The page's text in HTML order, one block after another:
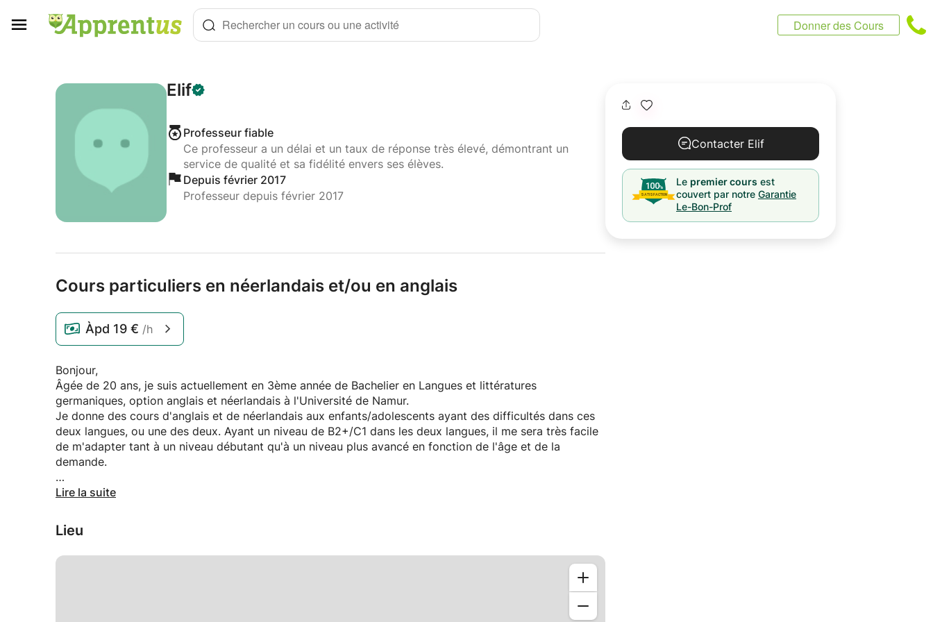
Rechercher un cours ou une activité Donner des Cours
Elif
Professeur fiable
Ce professeur a un délai et un taux de réponse très élevé, démontrant un
service de qualité et sa fidélité envers ses élèves.
Depuis février 2017
Professeur depuis février 2017
Cours particuliers en néerlandais et/ou en anglais
Àpd 19 € /h
Bonjour,
Âgée de 20 ans, je suis actuellement en 3ème année de Bachelier en Langues et littératures
germaniques, option anglais et néerlandais à l'Université de Namur.
Je donne des cours d'anglais et de néerlandais aux enfants/adolescents ayant des difficultés dans ces
deux langues, ou une des deux. Ayant un niveau de B2+/C1 dans les deux langues, il me sera très facile
de m'adapter tant à un niveau débutant qu'à un niveau plus avancé en fonction de l'âge et de la
demande.
Je ne dispose pas toujours d'une voiture et préfère donc donner cours à mon domicile. Si cela n'est
de votre compréhension.
Lire la suite
Lieu
Contacter Elif
Le premier cours est
couvert par notre Garantie
Le-Bon-Prof